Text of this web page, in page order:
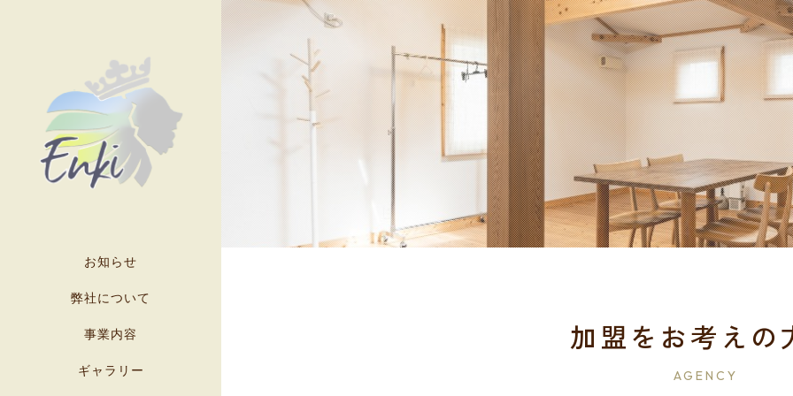
お知らせ
弊社について
事業内容
ギャラリー
加盟をお考えの
AGENCY